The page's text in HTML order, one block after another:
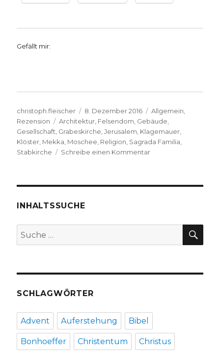
Gefällt mir:
Autor
christoph.fleischer
Veröffentlicht
am
8. Dezember 2016 Kategorien
Allgemein
Rezension
Schlagwörter
Architektur Felsendom Gebäude
Gesellschaft Grabeskirche ,Jerusalem Klagemauer
Klöster Mekka Moschee Religion Sagrada Familia
Stabkirche
Schreibe einen Kommentarzu
von
Fleischer,
INHALTSSUCHE
Suche
nach:
SCHLAGWÖRTER
Advent Auferstehung Bibel
Bonhoeffer Christentum Christus